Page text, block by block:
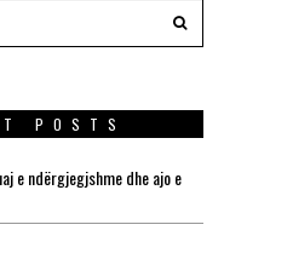
POSTS
e ndërgjegjshme dhe ajo e